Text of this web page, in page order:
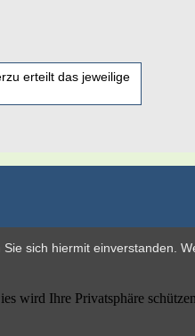
erteilt das jeweilige
sich hiermit einverstanden.